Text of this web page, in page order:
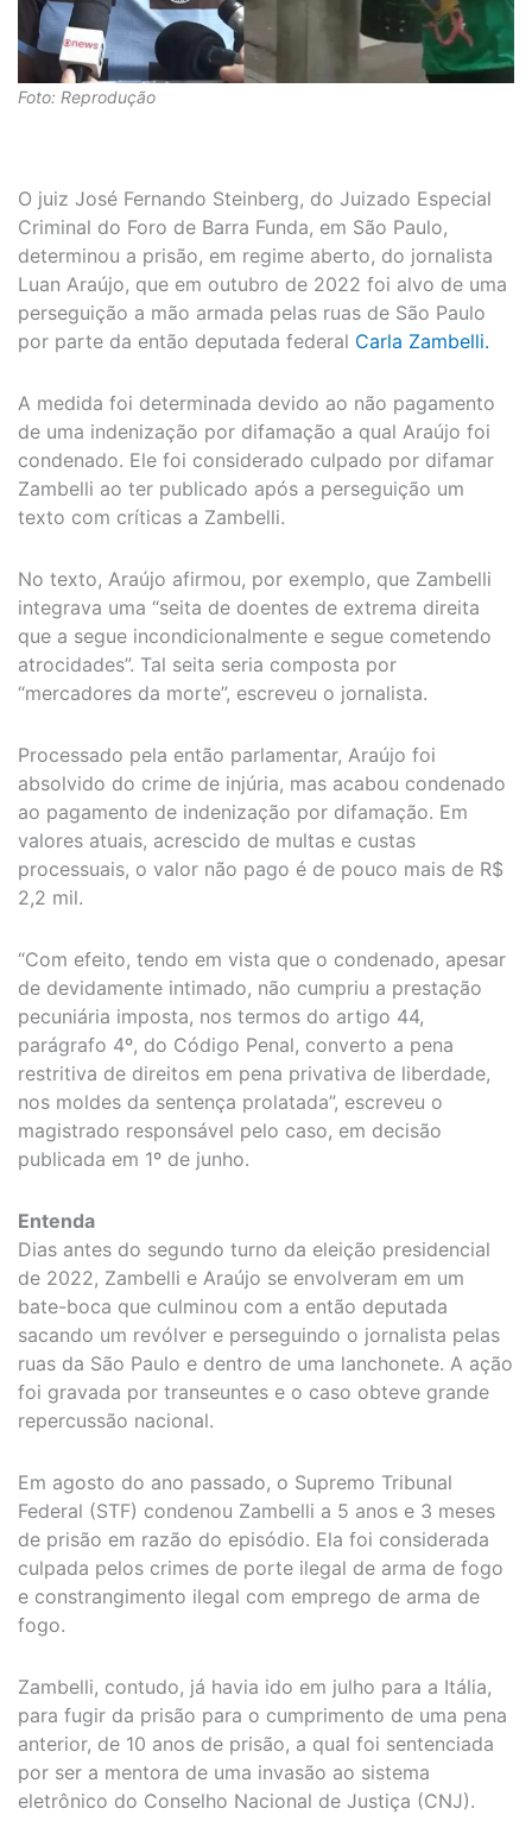
Foto: Reprodução
O juiz José Fernando Steinberg, do Juizado Especial
Criminal do Foro de Barra Funda, em São Paulo,
determinou a prisão, em regime aberto, do jornalista
Luan Araújo, que em outubro de 2022 foi alvo de uma
perseguição a mão armada pelas ruas de São Paulo
por parte da então deputada federal Carla Zambelli.
A medida foi determinada devido ao não pagamento
de uma indenização por difamação a qual Araújo foi
condenado. Ele foi considerado culpado por difamar
Zambelli ao ter publicado após a perseguição um
texto com críticas a Zambelli.
No texto, Araújo afirmou, por exemplo, que Zambelli
integrava uma “seita de doentes de extrema direita
que a segue incondicionalmente e segue cometendo
atrocidades”. Tal seita seria composta por
“mercadores da morte”, escreveu o jornalista.
Processado pela então parlamentar, Araújo foi
absolvido do crime de injúria, mas acabou condenado
ao pagamento de indenização por difamação. Em
valores atuais, acrescido de multas e custas
processuais, o valor não pago é de pouco mais de R$
2,2 mil.
“Com efeito, tendo em vista que o condenado, apesar
de devidamente intimado, não cumpriu a prestação
pecuniária imposta, nos termos do artigo 44,
parágrafo 4º, do Código Penal, converto a pena
restritiva de direitos em pena privativa de liberdade,
nos moldes da sentença prolatada”, escreveu o
magistrado responsável pelo caso, em decisão
publicada em 1º de junho.
Entenda
Dias antes do segundo turno da eleição presidencial
de 2022, Zambelli e Araújo se envolveram em um
bate-boca que culminou com a então deputada
sacando um revólver e perseguindo o jornalista pelas
ruas da São Paulo e dentro de uma lanchonete. A ação
foi gravada por transeuntes e o caso obteve grande
repercussão nacional.
Em agosto do ano passado, o Supremo Tribunal
Federal (STF) condenou Zambelli a 5 anos e 3 meses
de prisão em razão do episódio. Ela foi considerada
culpada pelos crimes de porte ilegal de arma de fogo
e constrangimento ilegal com emprego de arma de
fogo.
Zambelli, contudo, já havia ido em julho para a Itália,
para fugir da prisão para o cumprimento de uma pena
anterior, de 10 anos de prisão, a qual foi sentenciada
por ser a mentora de uma invasão ao sistema
eletrônico do Conselho Nacional de Justiça (CNJ).